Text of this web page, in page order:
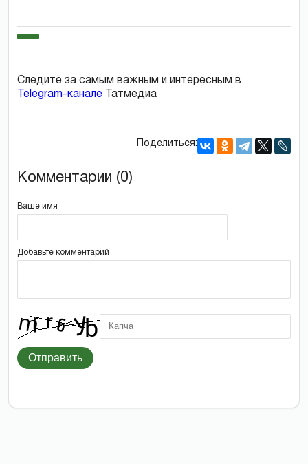
Следите за самым важным и интересным в
Telegram-канале
Татмедиа
Поделиться:
Комментарии (0)
Ваше имя
Добавьте комментарий
Отправить